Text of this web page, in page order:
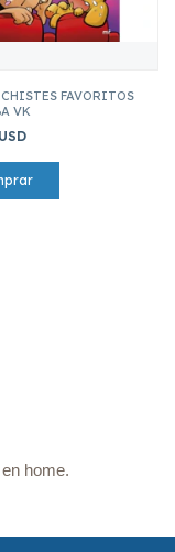
FAVORITOS
VK
home.